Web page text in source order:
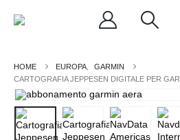
EUROPA
GARMIN
CARTOGRAFIA JEPPESEN DIGITALE PER